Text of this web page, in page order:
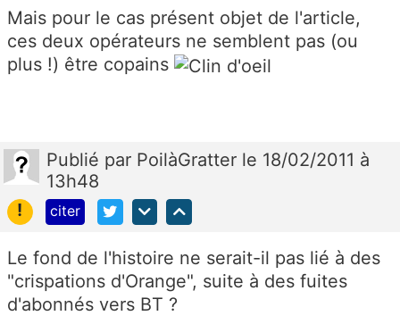
Mais pour le cas présent objet de l'article,
ces deux opérateurs ne semblent pas (ou
plus !) être copains
Publié par PoilàGratter le 18/02/2011 à
13h48
!
citer
Le fond de l'histoire ne serait-il pas lié à des
"crispations d'Orange", suite à des fuites
d'abonnés vers BT ?